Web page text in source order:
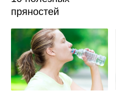
пряностей